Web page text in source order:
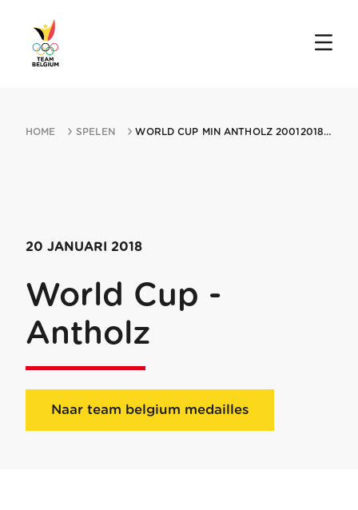
HOME SPELEN WORLD CUP MIN ANTHOLZ 20012018 ANTHOLZ
20 JANUARI 2018
World Cup -
Antholz
Naar team belgium medailles